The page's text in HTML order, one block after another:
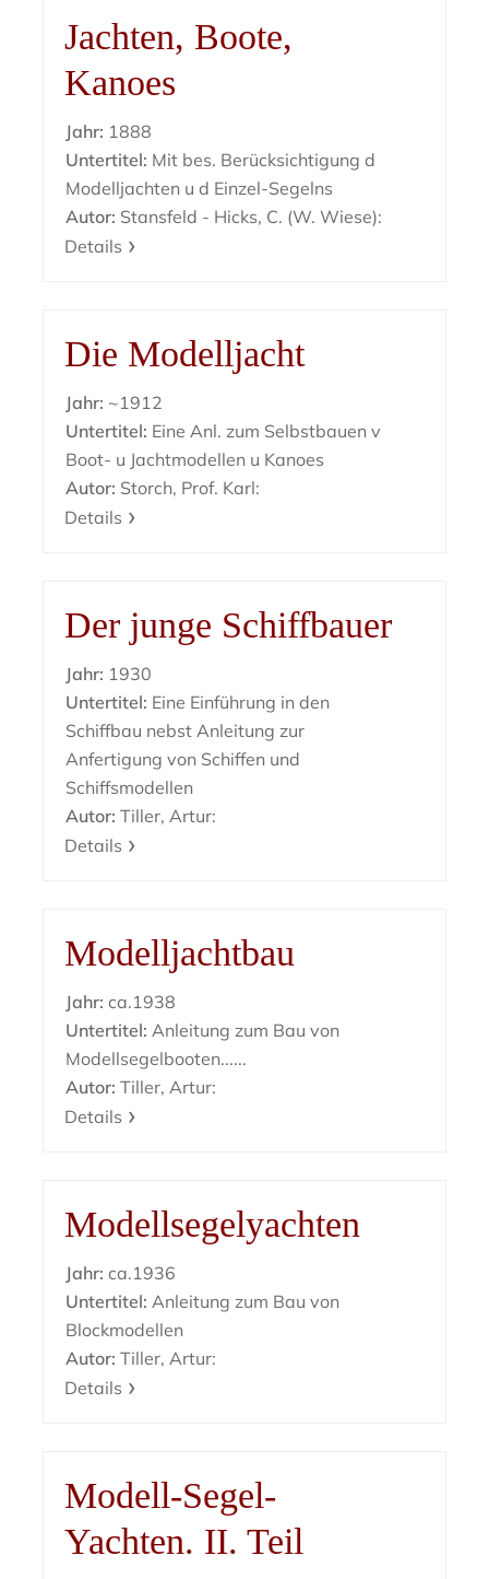
Jachten, Boote,
Kanoes
Jahr: 1888
Untertitel: Mit bes. Berücksichtigung d
Modelljachten u d Einzel-Segelns
Autor: Stansfeld - Hicks, C. (W. Wiese):
Details
Die Modelljacht
Jahr: ~1912
Untertitel: Eine Anl. zum Selbstbauen v
Boot- u Jachtmodellen u Kanoes
Autor: Storch, Prof. Karl:
Details
Der junge Schiffbauer
Jahr: 1930
Untertitel: Eine Einführung in den
Schiffbau nebst Anleitung zur
Anfertigung von Schiffen und
Schiffsmodellen
Autor: Tiller, Artur:
Details
Modelljachtbau
Jahr: ca.1938
Untertitel: Anleitung zum Bau von
Modellsegelbooten......
Autor: Tiller, Artur:
Details
Modellsegelyachten
Jahr: ca.1936
Untertitel: Anleitung zum Bau von
Blockmodellen
Autor: Tiller, Artur:
Details
Modell-Segel-
Yachten. II. Teil